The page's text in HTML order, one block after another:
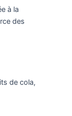
à la
des
de cola,